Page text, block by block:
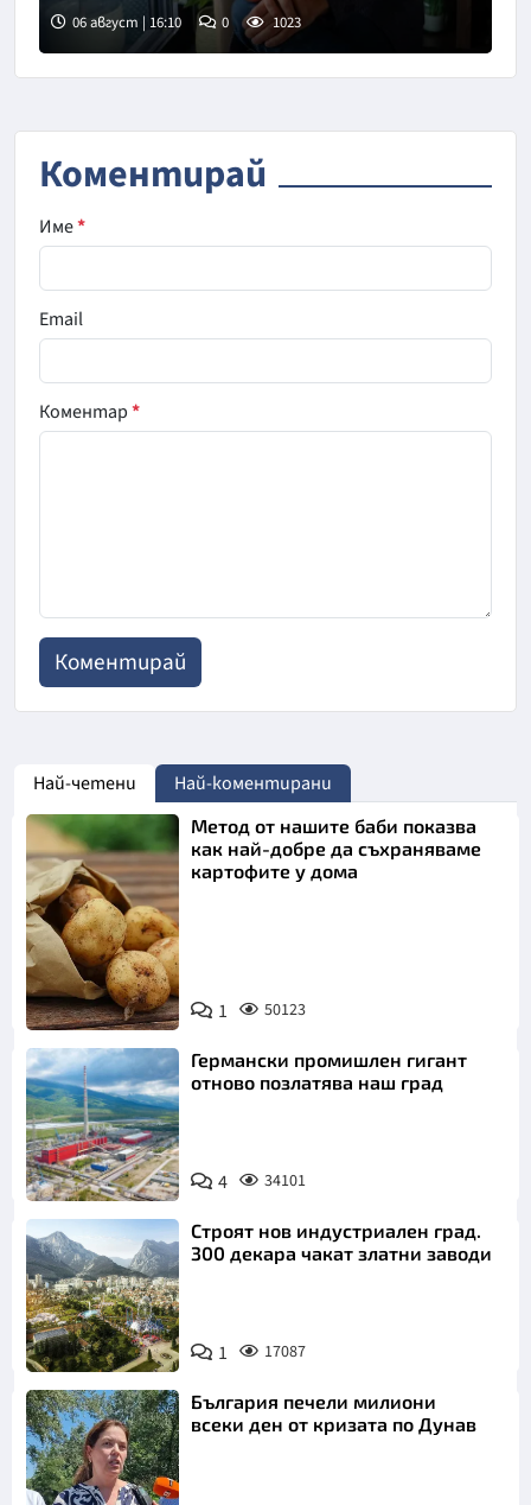
Снимка: БТА
06 август | 16:10 0 1023
Коментирай
Име*
Email
Коментар*
Най-четени Най-коментирани
Снимка:
Пиксабей
Метод от нашите баби показва
как най-добре да съхраняваме
картофите у дома
1 50123
Германски промишлен гигант
отново позлатява наш град
4 34101
Строят нов индустриален град.
300 декара чакат златни заводи
1 17087
България печели милиони
всеки ден от кризата по Дунав